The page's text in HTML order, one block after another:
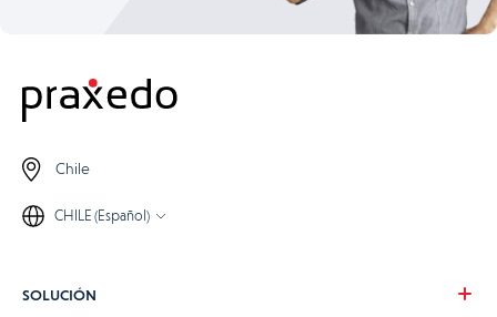
Chile
CHILE (Español)
SOLUCIÓN